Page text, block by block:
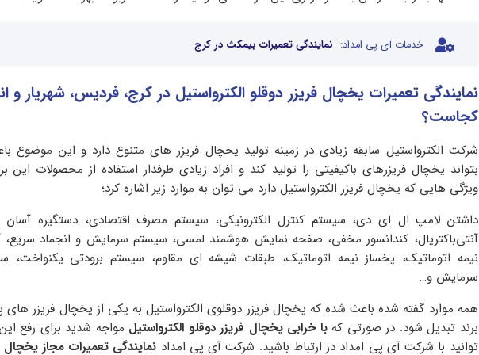
خدمات آی پی امداد: نمایندگی تعمیرات بیمکث در کرج
نمایندگی تعمیرات یخچال فریزر دوقلو الکترواستیل در کرج، فردیس، شهریار و
کجاست؟
شرکت الکترواستیل سابقه زیادی در زمینه تولید یخچال فریزر های متنوع دارد و این موضوع
بتواند یخچال فریزرهای باکیفیتی را تولید کند و افراد زیادی طرفدار استفاده از محصولات این
ویژگی هایی که یخچال فریزر الکترواستیل دارد می توان به موارد زیر اشاره کرد؛
داشتن لامپ ال ای دی، سیستم کنترل الکترونیکی، سیستم مصرف اقتصادی، دستگیره آسان
آنتی‌باکتریال، کندانسور مخفی، صفحه نمایش هوشمند لمسی، سیستم سرمایش و انجماد
نیمه اتوماتیک، یخساز نیمه اتوماتیک، طبقات شیشه ای مقاوم، سیستم برودتی یکنواخت،
سرمایش و…
همه موارد گفته شده باعث شده که یخچال فریزر دوقلوی الکترواستیل به یکی از یخچال فریزر های
برند تبدیل شود. در صورتی کهبا خرابی یخچال فریزر دوقلو الکترواستیل مواجه شدید برای رفع
توانید با شرکت آی پی امداد در ارتباط باشید. شرکت آی پی امداد نمایندگی تعمیرات مجاز یخچال